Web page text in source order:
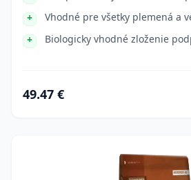
Vhodné pre všetky plemená a
Biologicky vhodné zloženie
49.47 €